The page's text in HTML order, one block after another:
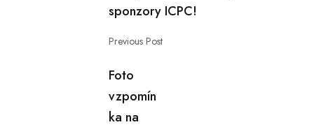
sponzory ICPC!
Previous Post
Foto
vzpomín
ka na